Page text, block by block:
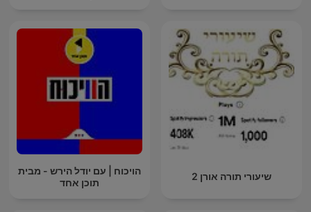
שיעורי תורה אורן 2
הויכוח | עם יודל הירש - מבית
תוכן אחד